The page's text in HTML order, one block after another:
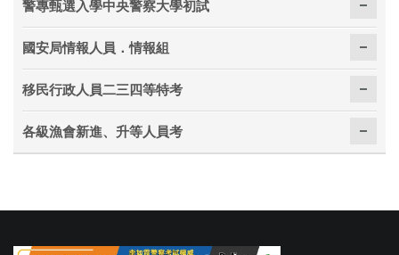
警專甄選入學中央警察大學初試
國安局情報人員．情報組
移民行政人員二三四等特考
各級漁會新進、升等人員考